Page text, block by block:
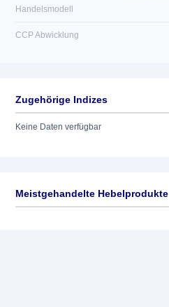
Handelsmodell
CCP Abwicklung
Zugehörige Indizes
Keine Daten verfügbar
Meistgehandelte Hebelprodukte